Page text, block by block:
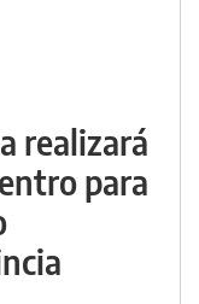
realizará
para